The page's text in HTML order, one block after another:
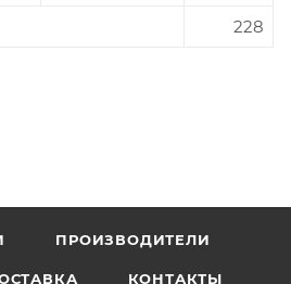
228
ПРОИЗВОДИТЕЛИ
КОНТАКТЫ